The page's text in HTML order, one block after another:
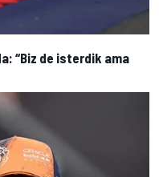
“Biz de isterdik ama